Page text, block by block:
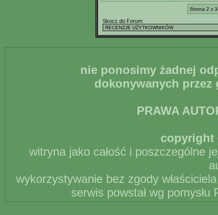
Strona 2 z
Skocz do Forum:
nie ponosimy żadnej
dokonywanych
PRAWA
copyright
witryna jako całość i poszczególne
wykorzystywanie bez zgody
serwis powstał wg